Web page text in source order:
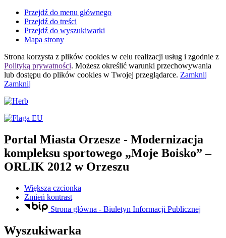
Przejdź do menu głównego
Przejdź do treści
Przejdź do wyszukiwarki
Mapa strony
Strona korzysta z plików cookies w celu realizacji usług i zgodnie z
Polityką prywatności. Możesz określić warunki przechowywania
lub dostępu do plików cookies w Twojej przeglądarce. Zamknij
Zamknij
Portal Miasta Orzesze - Modernizacja
kompleksu sportowego „Moje Boisko” –
ORLIK 2012 w Orzeszu
Większa czcionka
Zmień kontrast
Strona główna - Biuletyn Informacji Publicznej
Wyszukiwarka